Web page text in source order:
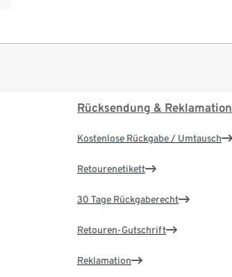
Rücksendung & Reklamation
Kostenlose Rückgabe / Umtausch
Retourenetikett
30 Tage Rückgaberecht
Retouren-Gutschrift
Reklamation